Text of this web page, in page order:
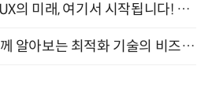
대한민국 인공지능과 UX의 미래, 여기서 시작됩니다! UX Korea 2026 - Fall 9월 2일 개최
[올쇼TV] Gurobi와 함께 알아보는 최적화 기술의 비즈니스 활용 (8월 20일 생방송)